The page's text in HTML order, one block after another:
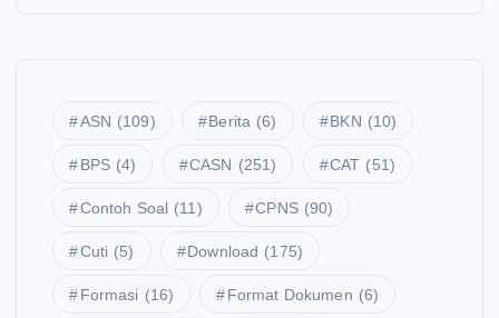
ASN (109) Berita (6) BKN (10)
BPS (4) CASN (251) CAT (51)
Contoh Soal (11) CPNS (90)
Cuti (5) Download (175)
Formasi (16) Format Dokumen (6)